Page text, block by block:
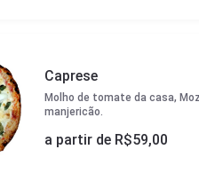
Caprese
Molho de tomate da casa,
manjericão.
a partir de R$59,00